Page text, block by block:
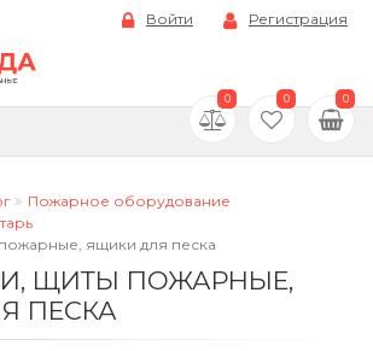
Войти Регистрация
0 0 0
Пожарное оборудование
ящики для песка
ЩИТЫ ПОЖАРНЫЕ,
ПЕСКА